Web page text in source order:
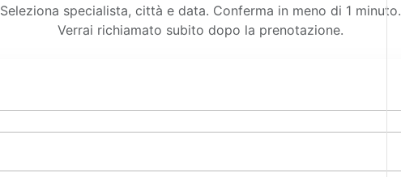
Seleziona specialista, città e data. Conferma in meno di 1 minuto.
Verrai richiamato subito dopo la prenotazione.